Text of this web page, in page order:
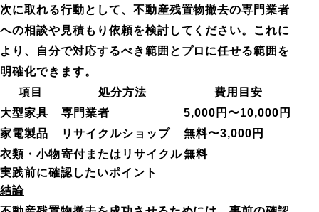
次に取れる行動として、不動産残置物撤去の専門業者
への相談や見積もり依頼を検討してください。これに
より、自分で対応するべき範囲とプロに任せる範囲を
明確化できます。
項目
処分方法
費用目安
大型家具
専門業者
5,000円〜10,000円
家電製品
リサイクルショップ
無料〜3,000円
衣類・小物寄付またはリサイクル無料
実践前に確認したいポイント
結論